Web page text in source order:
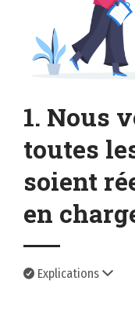
1. Nous
toutes
soient
en
Explications